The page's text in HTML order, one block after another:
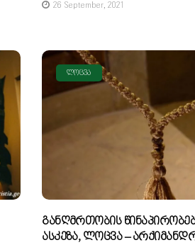
26 September, 2021
ᲚᲝᲪᲕᲐ
Განღმრთობის
Ასკეზა, Ლოცვა –